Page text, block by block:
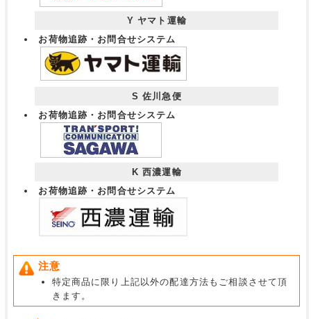
Y ヤマト運輸
お荷物追跡・お問合せシステム
S 佐川急便
お荷物追跡・お問合せシステム
K 西濃運輸
お荷物追跡・お問合せシステム
注意
特定商品に限り上記以外の配達方法もご相談させて頂
きます。